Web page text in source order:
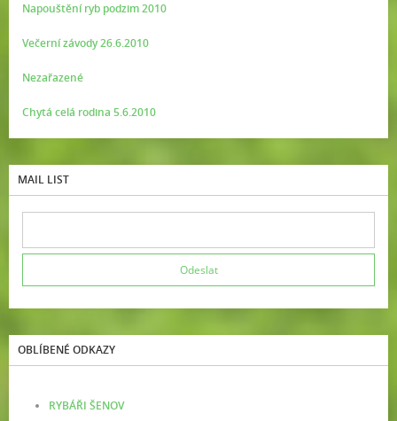
Napouštění ryb podzim 2010
Večerní závody 26.6.2010
Nezařazené
Chytá celá rodina 5.6.2010
MAIL LIST
OBLÍBENÉ ODKAZY
RYBÁŘI ŠENOV